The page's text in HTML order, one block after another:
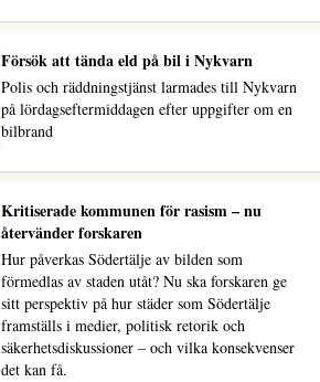
Försök att tända eld på bil i Nykvarn
Polis och räddningstjänst larmades till Nykvarn
på lördagseftermiddagen efter uppgifter om en
bilbrand
Kritiserade kommunen för rasism – nu
återvänder forskaren
Hur påverkas Södertälje av bilden som
förmedlas av staden utåt? Nu ska forskaren ge
sitt perspektiv på hur städer som Södertälje
framställs i medier, politisk retorik och
säkerhetsdiskussioner – och vilka konsekvenser
det kan få.